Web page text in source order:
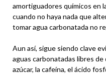
amortiguadores químicos en
cuando no haya nada que
tomar agua carbonatada no
Aun así, sigue siendo clave
aguas carbonatadas libres
azúcar, la cafeína, el ácido